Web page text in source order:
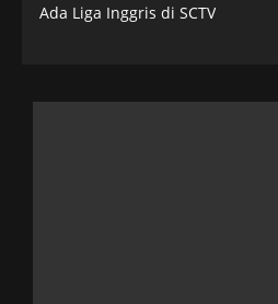
Ada Liga Inggris di SCTV